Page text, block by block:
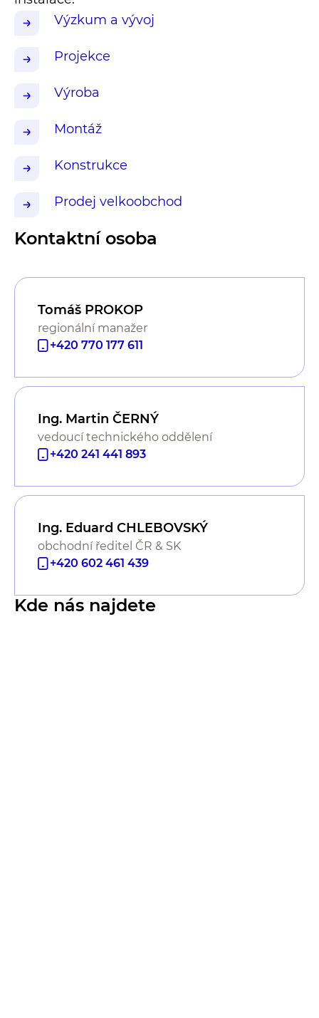
Výzkum a vývoj
Projekce
Výroba
Montáž
Konstrukce
Prodej velkoobchod
Kontaktní osoba
Tomáš PROKOP
regionální manažer
+420 770 177 611
Ing. Martin ČERNÝ
vedoucí technického oddělení
+420 241 441 893
Ing. Eduard CHLEBOVSKÝ
obchodní ředitel ČR & SK
+420 602 461 439
Kde nás najdete